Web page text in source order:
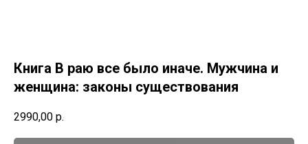
Книга В раю все было иначе. Мужчина и
женщина: законы существования
2990,00 р.